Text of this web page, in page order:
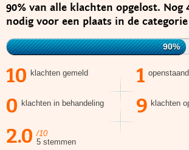
90% van alle klachten opgelost. Nog
nodig voor een plaats in de categorie
90%
10 klachten gemeld 1
0 klachten in behandeling 9 klachten
2.0 /10
5 stemmen